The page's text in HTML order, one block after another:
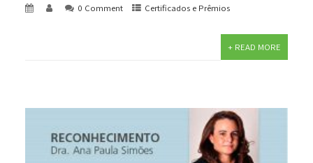
0 Comment Certificados e Prêmios
+ READ MORE